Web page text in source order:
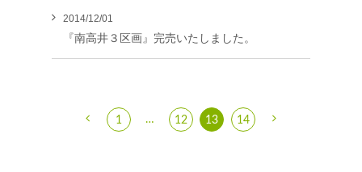
2014/12/01
『南高井３区画』完売いたしました。
1 … 12 13 14